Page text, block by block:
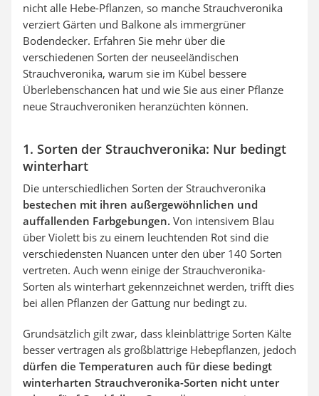
nicht alle Hebe-Pflanzen, so manche Strauchveronika
verziert Gärten und Balkone als immergrüner
Bodendecker. Erfahren Sie mehr über die
verschiedenen Sorten der neuseeländischen
Strauchveronika, warum sie im Kübel bessere
Überlebenschancen hat und wie Sie aus einer Pflanze
neue Strauchveroniken heranzüchten können.
1. Sorten der Strauchveronika: Nur bedingt
winterhart
Die unterschiedlichen Sorten der Strauchveronika
bestechen mit ihren außergewöhnlichen und
auffallenden Farbgebungen. Von intensivem Blau
über Violett bis zu einem leuchtenden Rot sind die
verschiedensten Nuancen unter den über 140 Sorten
vertreten. Auch wenn einige der Strauchveronika-
Sorten als winterhart gekennzeichnet werden, trifft dies
bei allen Pflanzen der Gattung nur bedingt zu.
Grundsätzlich gilt zwar, dass kleinblättrige Sorten Kälte
besser vertragen als großblättrige Hebepflanzen, jedoch
dürfen die Temperaturen auch für diese bedingt
winterharten Strauchveronika-Sorten nicht unter